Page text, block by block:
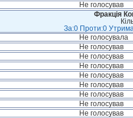
Не голосував
Фракція
За:0 Проти:0
Не голосувала
Не голосував
Не голосував
Не голосував
Не голосував
Не голосував
Не голосував
Не голосував
Не голосував